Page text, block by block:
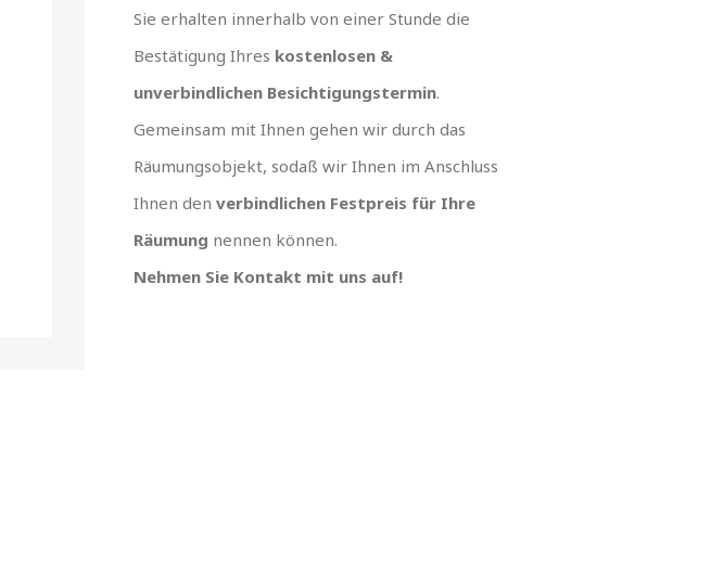
Sie erhalten innerhalb von einer Stunde die
Bestätigung Ihres kostenlosen &
unverbindlichen Besichtigungstermin.
Gemeinsam mit Ihnen gehen wir durch das
Räumungsobjekt, sodaß wir Ihnen im Anschluss
Ihnen denverbindlichen Festpreis für Ihre
Räumung nennen können.
Nehmen Sie Kontakt mit uns auf!